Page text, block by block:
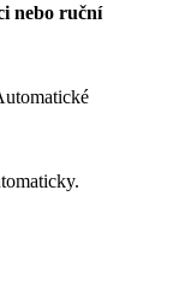
nebo ruční